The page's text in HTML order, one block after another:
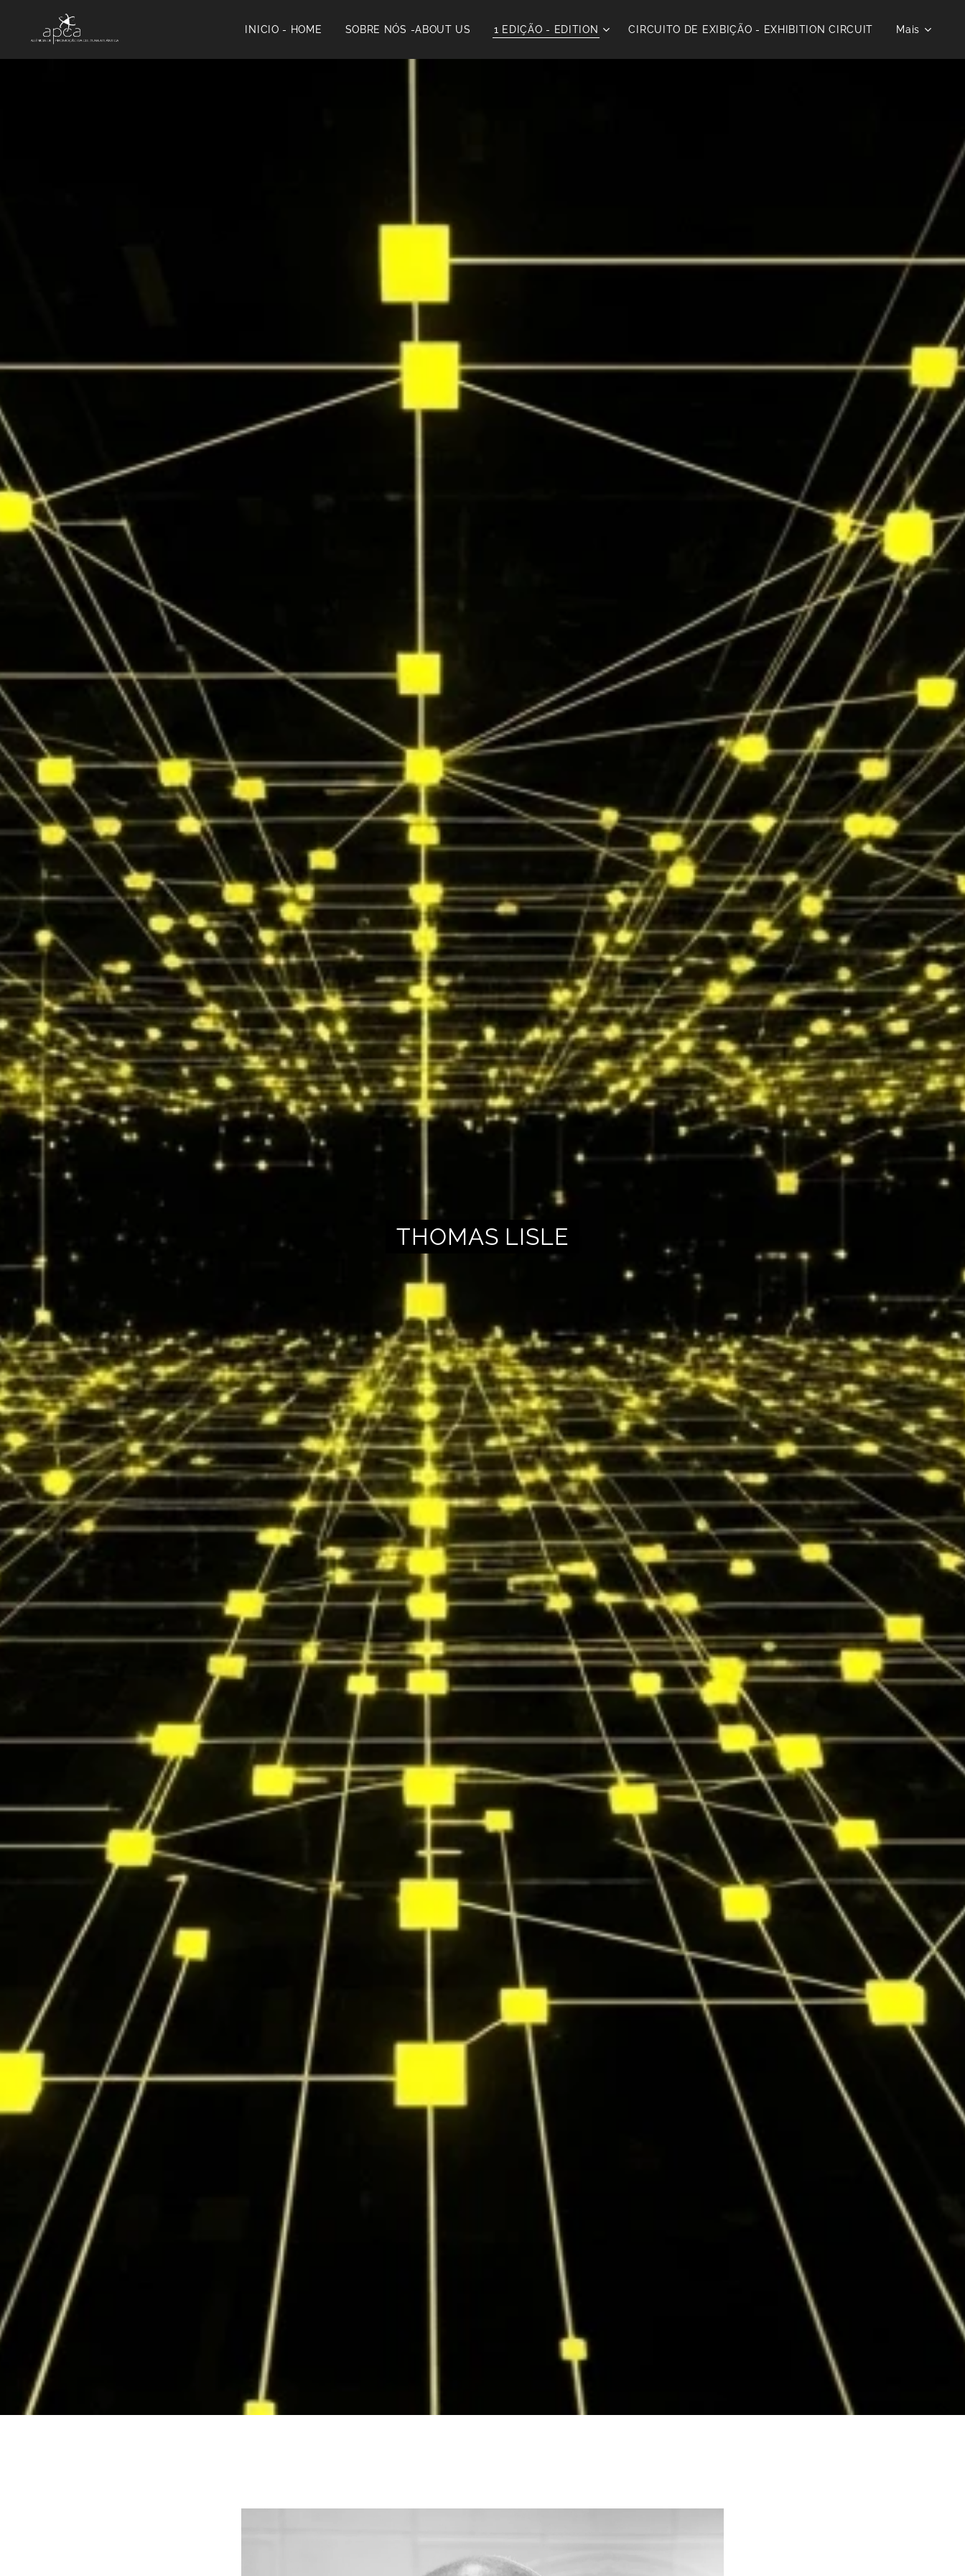
INICIO - HOME SOBRE NÓS -ABOUT US 1 EDIÇÃO - EDITION CIRCUITO DE EXIBIÇÃO - EXHIBITION CIRCUIT Mais
THOMAS LISLE